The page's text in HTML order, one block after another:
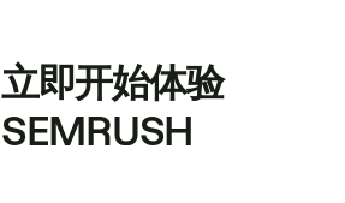
立即开始体验
SEMRUSH